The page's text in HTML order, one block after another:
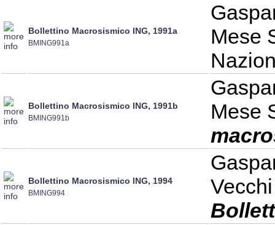
Bollettino Macrosismico ING, 1991a
BMING991a
Mese
Bollettino Macrosismico ING, 1991b
BMING991b
Mese
Bollettino Macrosismico ING, 1994
BMING994